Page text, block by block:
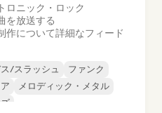
ロニック・ロック
を放送する
作について詳細なフィード
/スラッシュ
ファンク
メロディック・メタル
ズ